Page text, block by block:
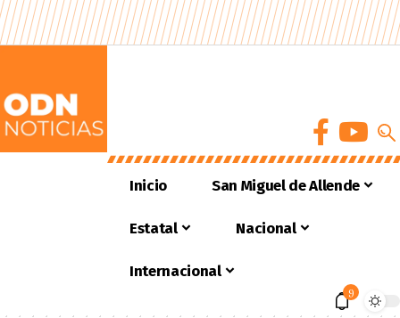
Inicio San Miguel de Allende
Estatal Nacional
Internacional
9